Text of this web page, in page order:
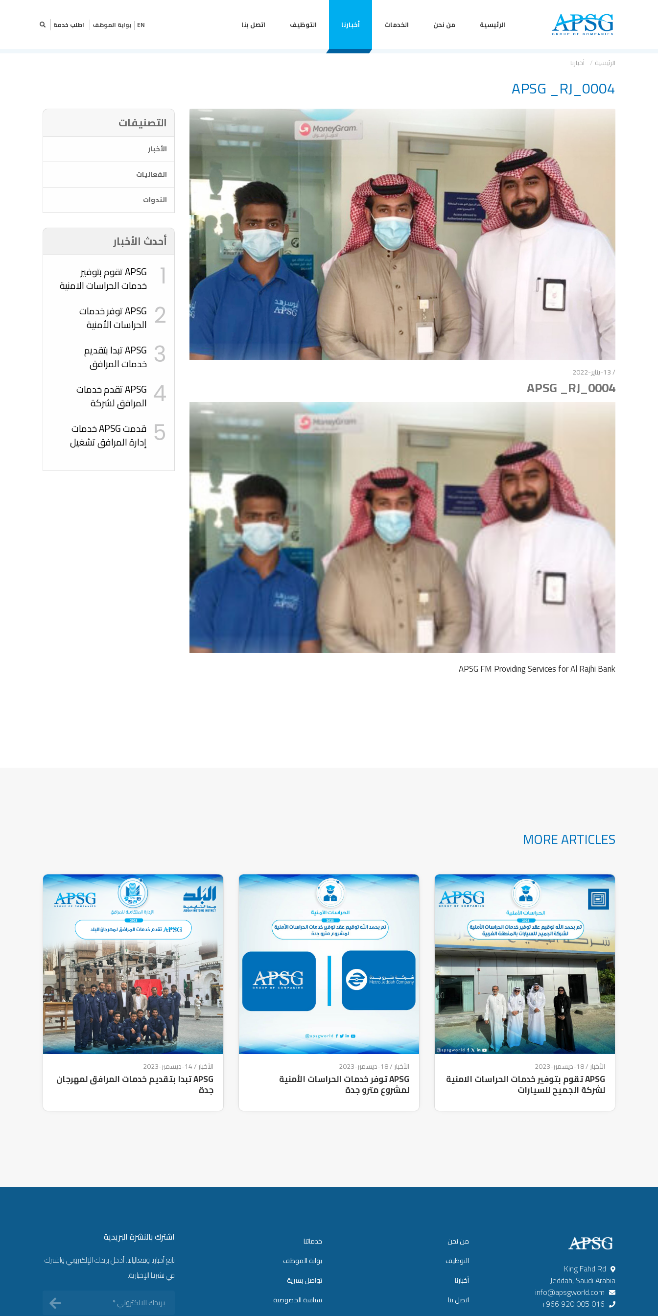
الرئيسية من نحن الخدمات أخبارنا التوظيف اتصل بنا EN بوابة الموظف اطلب خدمة
الرئيسية أخبارنا
APSG _RJ_0004
/ 13-يناير-2022
APSG _RJ_0004
APSG FM Providing Services for Al Rajhi Bank
التصنيفات
الأخبار
الفعاليات
الندوات
أحدث الأخبار
1 APSG تقوم بتوفير
خدمات الحراسات الامنية
2 APSG توفر خدمات
الحراسات الأمنية
3 APSG تبدا بتقديم
خدمات المرافق
4 APSG تقدم خدمات
المرافق لشركة
الوليمة للطعام
السعودي 5 قدمت APSG خدمات
إدارة المرافق تشغيل
الورود في مدينة
MORE ARTICLES
الأخبار/ 18-ديسمبر-2023
APSG تقوم بتوفير خدمات الحراسات الامنية
لشركة الجميح للسيارات
الأخبار/ 18-ديسمبر-2023
APSG توفر خدمات الحراسات الأمنية
لمشروع مترو جدة
الأخبار/ 14-ديسمبر-2023
APSG تبدا بتقديم خدمات المرافق لمهرجان
جدة
اشترك بالنشرة البريدية
تابع أخبارنا وفعالياتنا. أدخل بريدك الإلكتروني واشترك
في نشرتنا الإخبارية.
بريدك
الالكتروني
من نحن
التوظيف
أخبارنا
اتصل بنا
خدماتنا
بوابة الموظف
تواصل بسرية
سياسة الخصوصية
Jeddah, Saudi Arabia
+966 920 005 016
×